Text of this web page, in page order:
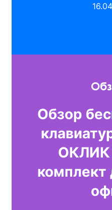
Обзор
ОКЛИК
комплект